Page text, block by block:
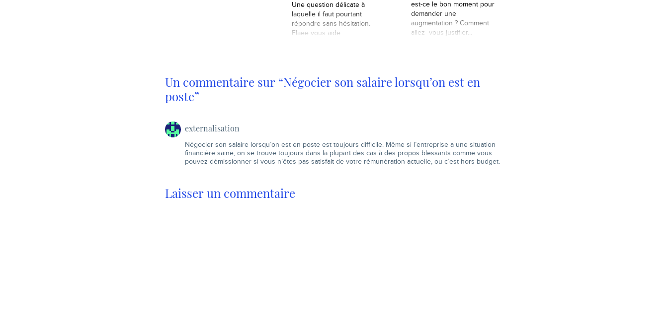
Une question délicate à
laquelle il faut pourtant
répondre sans hésitation.
Elaee vous aide.
est-ce le bon moment pour
demander une
augmentation ? Comment
allez- vous justifier...
Un commentaire sur “Négocier son salaire lorsqu’on est en
poste”
externalisation
Négocier son salaire lorsqu’on est en poste est toujours difficile. Même si l’entreprise a une situation
financière saine, on se trouve toujours dans la plupart des cas à des propos blessants comme vous
pouvez démissionner si vous n’êtes pas satisfait de votre rémunération actuelle, ou c’est hors budget.
Laisser un commentaire